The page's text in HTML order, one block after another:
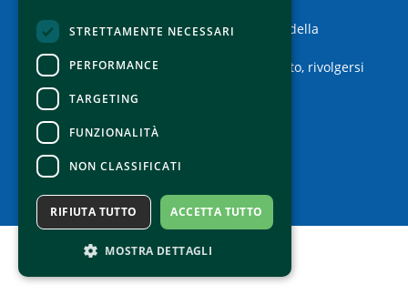
Per informazioni e supporto all'acquisto della
biglietteria
Per informazioni sul programma e l'evento, rivolgersi
all'
Dichiarazione di accessibilità
STRETTAMENTE NECESSARI
PERFORMANCE
TARGETING
FUNZIONALITÀ
NON CLASSIFICATI
ACCETTA TUTTO
RIFIUTA TUTTO
MOSTRA DETTAGLI